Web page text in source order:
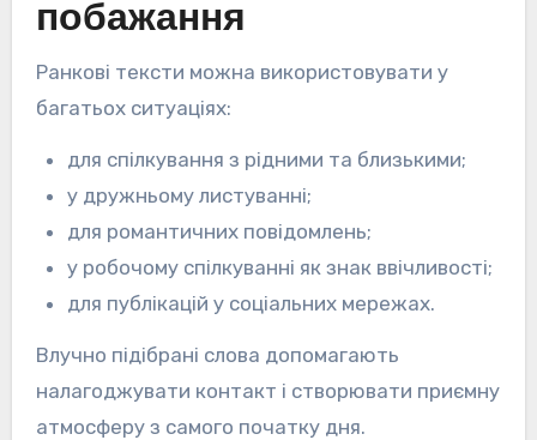
побажання
Ранкові тексти можна використовувати у
багатьох ситуаціях:
для спілкування з рідними та близькими;
у дружньому листуванні;
для романтичних повідомлень;
у робочому спілкуванні як знак ввічливості;
для публікацій у соціальних мережах.
Влучно підібрані слова допомагають
налагоджувати контакт і створювати приємну
атмосферу з самого початку дня.